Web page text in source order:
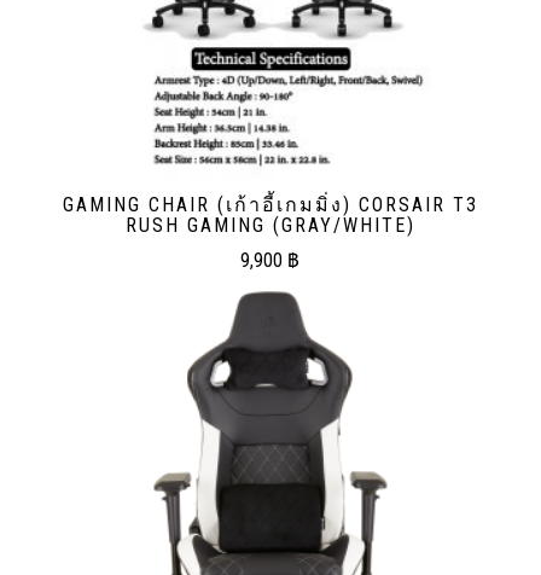
GAMING CHAIR (เก้าอี้เกมมิ่ง) CORSAIR T3
RUSH GAMING (GRAY/WHITE)
9,900 ฿